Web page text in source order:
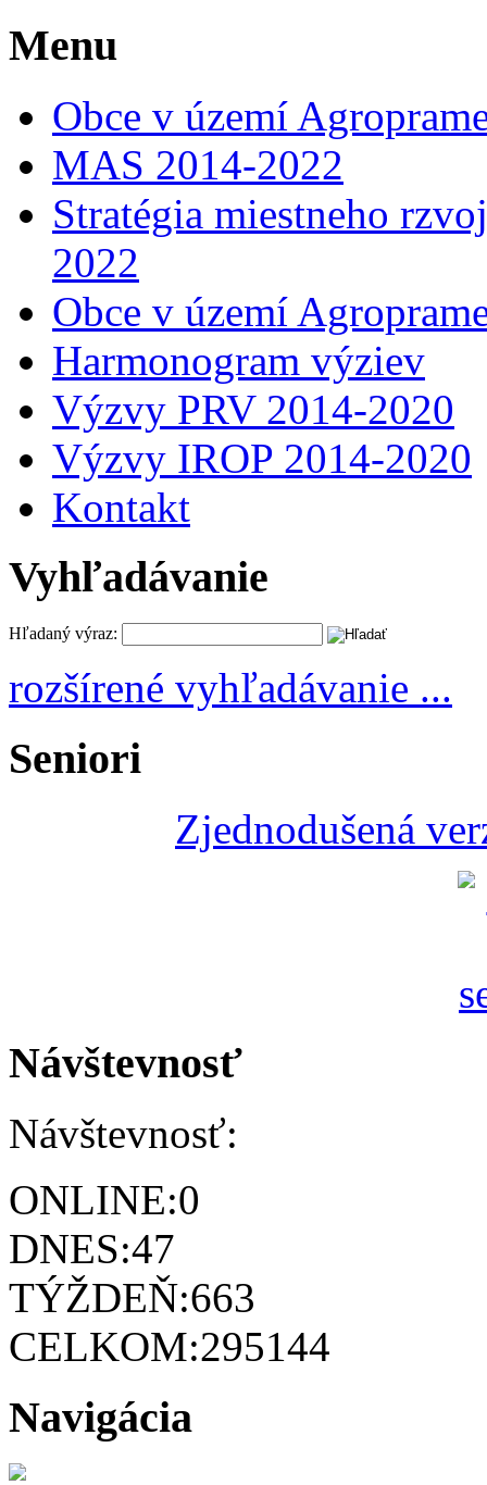
Menu
Obce v území
MAS 2014-2022
Stratégia miestneho
2022
Obce v území
Harmonogram výziev
Výzvy PRV 2014-2020
Výzvy IROP 2014-2020
Kontakt
Vyhľadávanie
Hľadaný výraz:
rozšírené vyhľadávanie ...
Seniori
Zjednodušená
Návštevnosť
Návštevnosť:
ONLINE:0
DNES:47
TÝŽDEŇ:663
CELKOM:295144
Navigácia